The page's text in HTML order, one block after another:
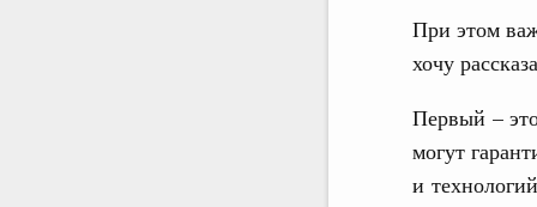
При этом
хочу
Первый – это
могут
и